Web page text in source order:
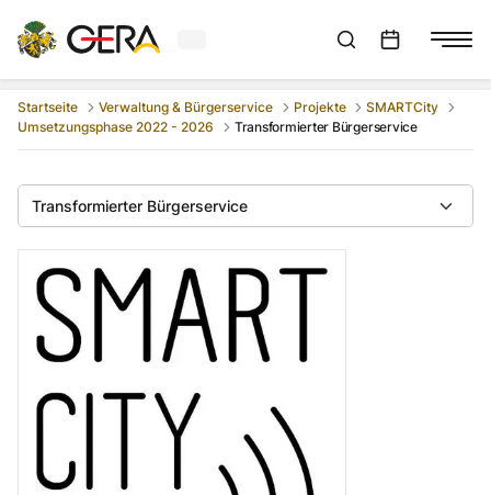
Aktuelles Wetter in GeraSuchleiste anzeigen
Startseite Verwaltung & Bürgerservice Projekte
SMARTCity
Umsetzungsphase 2022 - 2026
Transformierter Bürgerservice
Transformierter Bürgerservice